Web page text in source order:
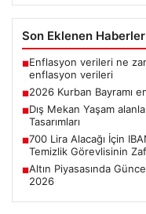
Son Eklenen Haberler
■Enflasyon verileri ne
enflasyon verileri
■2026 Kurban Bayramı
■Dış Mekan Yaşam
Tasarımları
■700 Lira Alacağı İçin
Temizlik Görevlisinin
■Altın Piyasasında
2026